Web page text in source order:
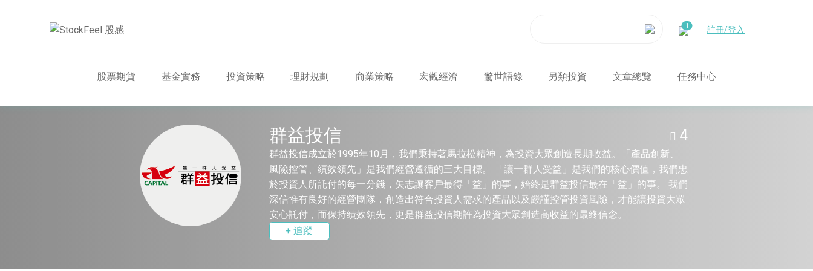
註冊/登入
股票期貨 基金實務 投資策略 理財規劃 商業策略 宏觀經濟 驚世語錄 另類投資 文章總覽 任務中心
群益投信 4
群益投信成立於1995年10月，我們秉持著馬拉松精神，為投資大眾創造長期收益。「產品創新、
風險控管、績效領先」是我們經營遵循的三大目標。 「讓一群人受益」是我們的核心價值，我們忠
於投資人所託付的每一分錢，矢志讓客戶最得「益」的事，始終是群益投信最在「益」的事。 我們
深信惟有良好的經營團隊，創造出符合投資人需求的產品以及嚴謹控管投資風險，才能讓投資大眾
安心託付，而保持績效領先，更是群益投信期許為投資大眾創造高收益的最終信念。
+ 追蹤